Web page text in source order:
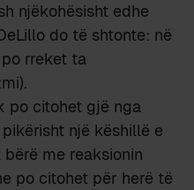
njëkohësisht edhe
do të shtonte: në
rreket ta
po citohet gjë nga
një këshillë e
me reaksionin
po citohet për herë të